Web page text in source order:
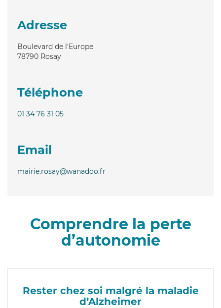
Adresse
Boulevard de l'Europe
78790 Rosay
Téléphone
01 34 76 31 05
Email
mairie.rosay@wanadoo.fr
Comprendre la perte
d’autonomie
Rester chez soi malgré la maladie
d’Alzheimer